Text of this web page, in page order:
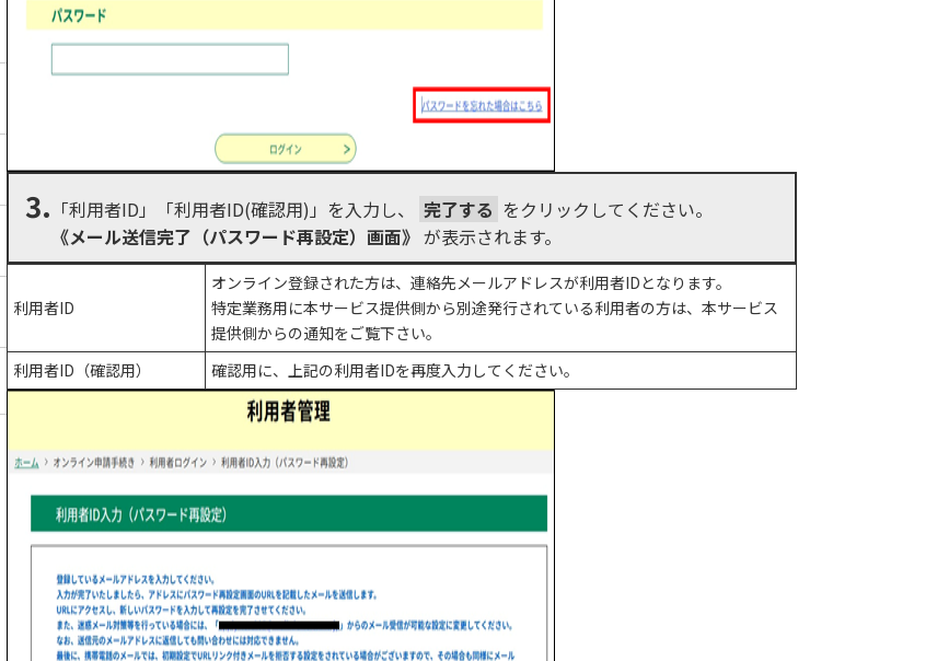
3. 「利用者ID」「利用者ID(確認用)」を入力し、 完了する をクリックしてください。
《メール送信完了（パスワード再設定）画面》 が表示されます。
利用者ID
オンライン登録された方は、連絡先メールアドレスが利用者IDとなります。
特定業務用に本サービス提供側から別途発行されている利用者の方は、本サービス
提供側からの通知をご覧下さい。
利用者ID（確認用）
確認用に、上記の利用者IDを再度入力してください。